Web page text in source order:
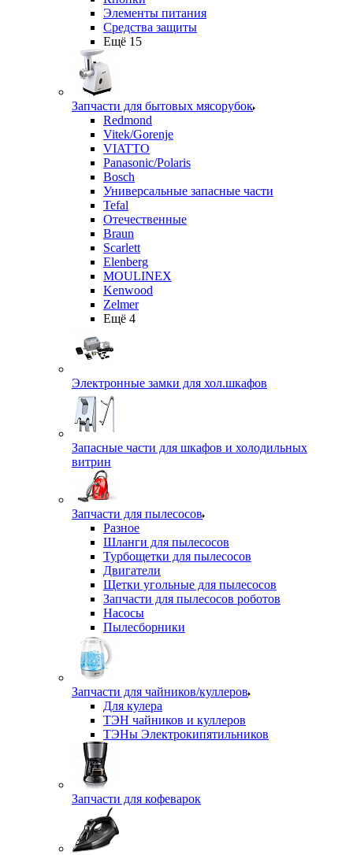
Элементы питания
Средства защиты
Ещё 15
Запчасти для бытовых мясорубок
Redmond
Vitek/Gorenje
VIATTO
Panasonic/Polaris
Bosch
Универсальные запасные части
Tefal
Отечественные
Braun
Scarlett
Elenberg
MOULINEX
Kenwood
Zelmer
Ещё 4
Электронные замки для хол.шкафов
Запасные части для шкафов и холодильных
витрин
Запчасти для пылесосов
Разное
Шланги для пылесосов
Турбощетки для пылесосов
Двигатели
Щетки угольные для пылесосов
Запчасти для пылесосов роботов
Насосы
Пылесборники
Запчасти для чайников/куллеров
Для кулера
ТЭН чайников и куллеров
ТЭНы Электрокипятильников
Запчасти для кофеварок